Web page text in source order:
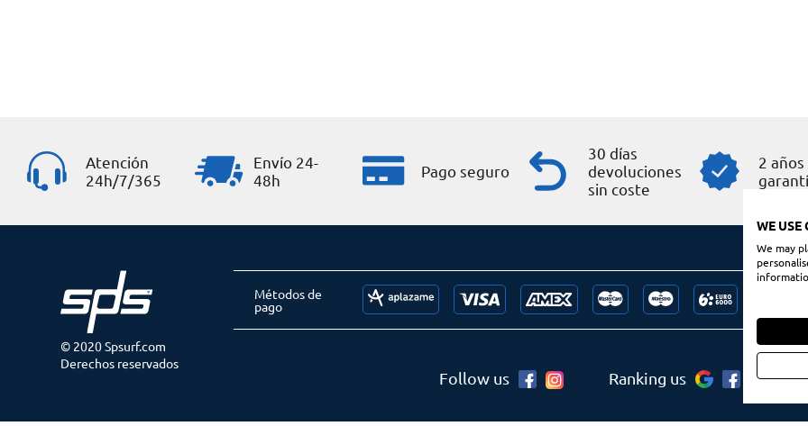
Atención
24h/7/365
Envío 24-
48h
Pago seguro
30 días
devoluciones
sin coste
2 años
© 2020 Spsurf.com
Derechos reservados
Métodos de
pago
Follow us Ranking us
WE USE
We may